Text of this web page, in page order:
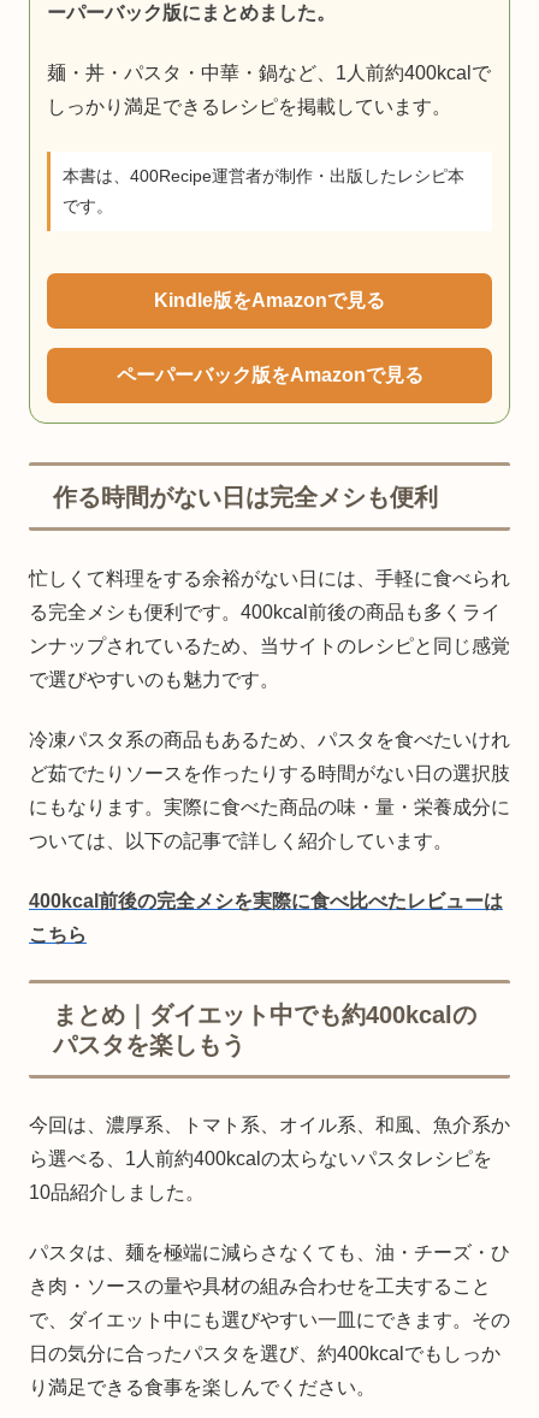
ーパーバック版にまとめました。
麺・丼・パスタ・中華・鍋など、1人前約400kcalで
しっかり満足できるレシピを掲載しています。
本書は、400Recipe運営者が制作・出版したレシピ本
です。
Kindle版をAmazonで見る
ペーパーバック版をAmazonで見る
作る時間がない日は完全メシも便利
忙しくて料理をする余裕がない日には、手軽に食べられ
る完全メシも便利です。400kcal前後の商品も多くライ
ンナップされているため、当サイトのレシピと同じ感覚
で選びやすいのも魅力です。
冷凍パスタ系の商品もあるため、パスタを食べたいけれ
ど茹でたりソースを作ったりする時間がない日の選択肢
にもなります。実際に食べた商品の味・量・栄養成分に
ついては、以下の記事で詳しく紹介しています。
400kcal前後の完全メシを実際に食べ比べたレビューは
こちら
まとめ｜ダイエット中でも約400kcalの
パスタを楽しもう
今回は、濃厚系、トマト系、オイル系、和風、魚介系か
ら選べる、1人前約400kcalの太らないパスタレシピを
10品紹介しました。
パスタは、麺を極端に減らさなくても、油・チーズ・ひ
き肉・ソースの量や具材の組み合わせを工夫すること
で、ダイエット中にも選びやすい一皿にできます。その
日の気分に合ったパスタを選び、約400kcalでもしっか
り満足できる食事を楽しんでください。